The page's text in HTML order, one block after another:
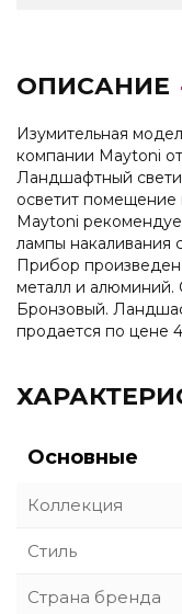
ОПИСАНИЕ
Изумительная
компании Maytoni
Ландшафтный
осветит
Maytoni
лампы накаливания
Прибор произведен
металл и алюминий.
Бронзовый.
продается по цене
Основные
Коллекция
Стиль
Страна бренда